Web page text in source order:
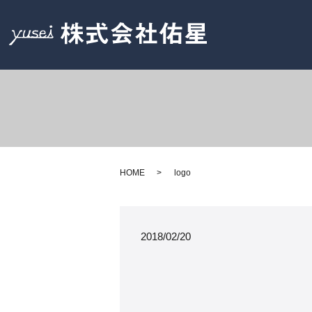
HOME logo
2018/02/20